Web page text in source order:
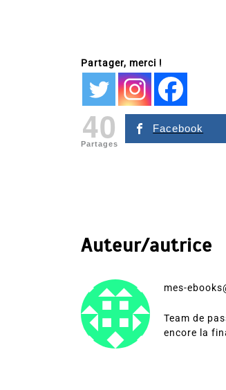
Partager, merci !
40
Partages
Facebook
Auteur/autrice
mes-
Team de
encore la